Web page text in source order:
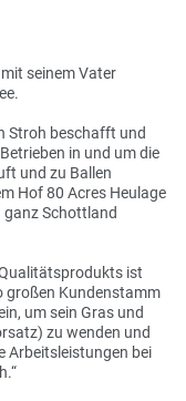
seinem Vater
Stroh beschafft und
in und um die
und zu Ballen
Hof 80 Acres Heulage
ganz Schottland
ist
großen Kundenstamm
um sein Gras und
zu wenden und
Arbeitsleistungen bei